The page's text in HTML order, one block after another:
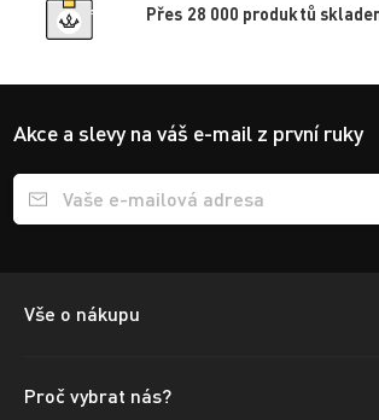
Přes 28 000 produktů
Akce a slevy na váš e-mail z první ruky
Přihlášení e-mailu k odběru
Vše o nákupu
Proč vybrat nás?